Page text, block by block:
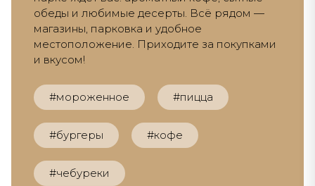
обеды и любимые десерты. Всё рядом —
магазины, парковка и удобное
местоположение. Приходите за покупками
и вкусом!
#мороженное #пицца
#бургеры #кофе
#чебуреки